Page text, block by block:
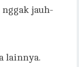
jauh-
lainnya.